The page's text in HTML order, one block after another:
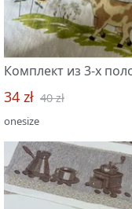
34 zł 40 zł
onesize